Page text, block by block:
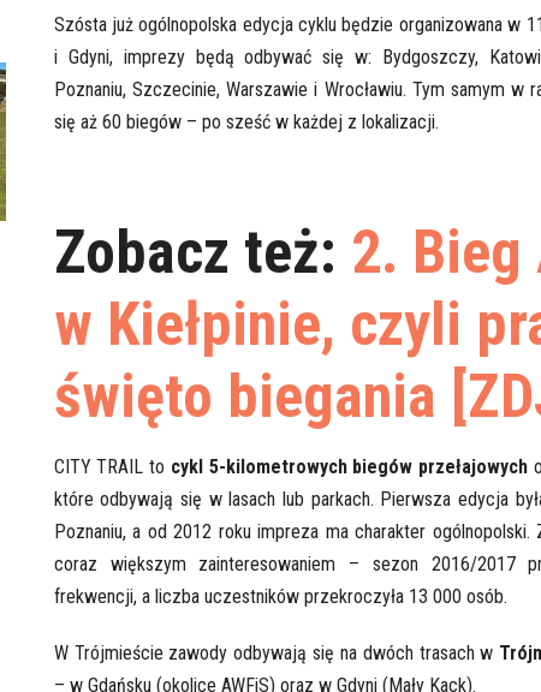
Szósta już ogólnopolska edycja cyklu będzie organizowana w
i Gdyni, imprezy będą odbywać się w: Bydgoszczy,
Poznaniu, Szczecinie, Warszawie i Wrocławiu. Tym samym w
się aż 60 biegów – po sześć w każdej z lokalizacji.
Zobacz też: 2. Bieg
w Kiełpinie, czyli
święto biegania
CITY TRAIL to cykl 5-kilometrowych biegów przełajowych
które odbywają się w lasach lub parkach. Pierwsza edycja
Poznaniu, a od 2012 roku impreza ma charakter
coraz większym zainteresowaniem – sezon 2016/2017
frekwencji, a liczba uczestników przekroczyła 13 000 osób.
W Trójmieście zawody odbywają się na dwóch trasach w
– w Gdańsku (okolice AWFiS) oraz w Gdyni (Mały Kack).